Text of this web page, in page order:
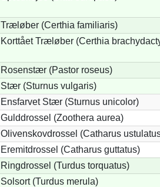
Træløber (Certhia familiaris)
Korttået Træløber (Certhia
Rosenstær (Pastor roseus)
Stær (Sturnus vulgaris)
Ensfarvet Stær (Sturnus unicolor)
Gulddrossel (Zoothera aurea)
Olivenskovdrossel (Catharus
Eremitdrossel (Catharus guttatus)
Ringdrossel (Turdus torquatus)
Solsort (Turdus merula)